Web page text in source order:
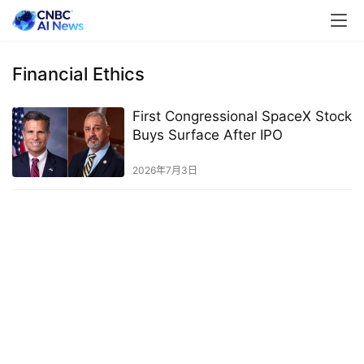
Financial Ethics
First Congressional SpaceX Stock
Buys Surface After IPO
2026年7月3日